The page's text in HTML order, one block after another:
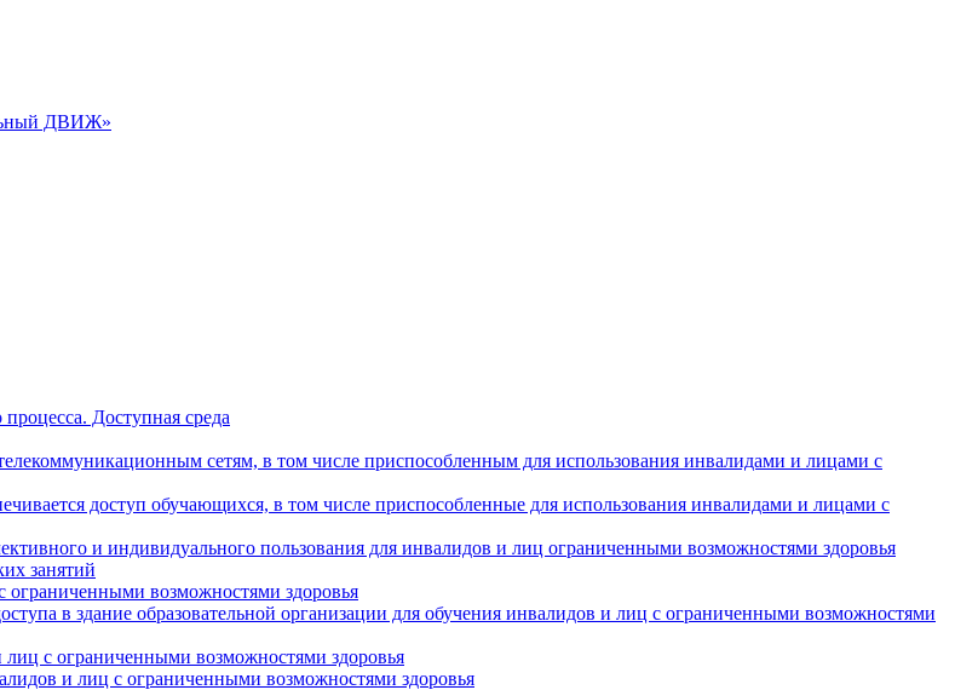
ДВИЖ»
Доступная среда
сетям, в том числе приспособленным для использования инвалидами и лицами с
доступ обучающихся, в том числе приспособленные для использования инвалидами и лицами с
и индивидуального пользования для инвалидов и лиц ограниченными возможностями здоровья
занятий
возможностями здоровья
в здание образовательной организации для обучения инвалидов и лиц с ограниченными возможностями
с ограниченными возможностями здоровья
и лиц с ограниченными возможностями здоровья